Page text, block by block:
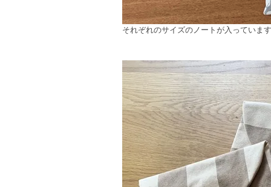
それぞれのサイズのノートが入っています